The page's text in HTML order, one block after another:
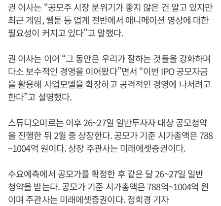
권 이사는 “공모주 시장 분위기가 좋지 않은 건 알고 있지만
최근 게임, 웹툰 등 업계 전반에서 애니메이션 영상에 대한
필요성이 커지고 있다”고 말했다.
권 이사는 이어 “그 동안은 우리가 잘하는 것들을 강화하며
다소 보수적인 경영을 이어왔다”면서 “이번 IPO 공모자금
을 활용해 사업모델을 확장하고 공격적인 경영에 나서려고
한다”고 설명했다.
스튜디오미르는 이후 26~27일 일반투자자 대상 공모청약
을 진행한 뒤 2월 중 상장한다. 공모가 기준 시가총액은 788
~1004억 원이다. 상장 주관사는 미래에셋증권이다.
수요예측에서 공모가를 확정한 후 같은 달 26~27일 일반
청약을 받는다. 공모가 기준 시가총액은 788억~1004억 원
이며 주관사는 미래에셋증권이다. 정희경 기자